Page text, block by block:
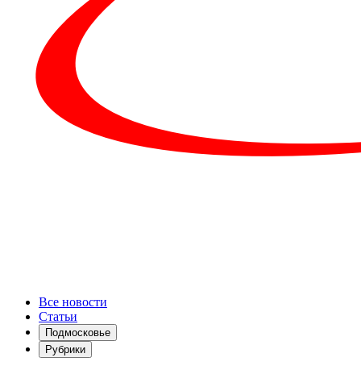
Все новости
Статьи
Подмосковье
Рубрики